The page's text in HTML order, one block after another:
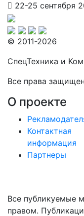
22-25 сентября
© 2011-2026
СпецТехника и
Все права
О проекте
Контактная
информация
Партнеры
Все публикуемые
правом.